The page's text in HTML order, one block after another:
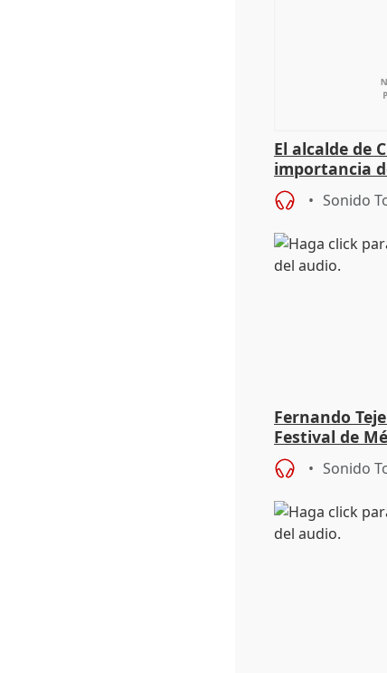
El alcalde de
importancia
culturales a
Sonido
Fernando
Festival de
Roma':
Sonido